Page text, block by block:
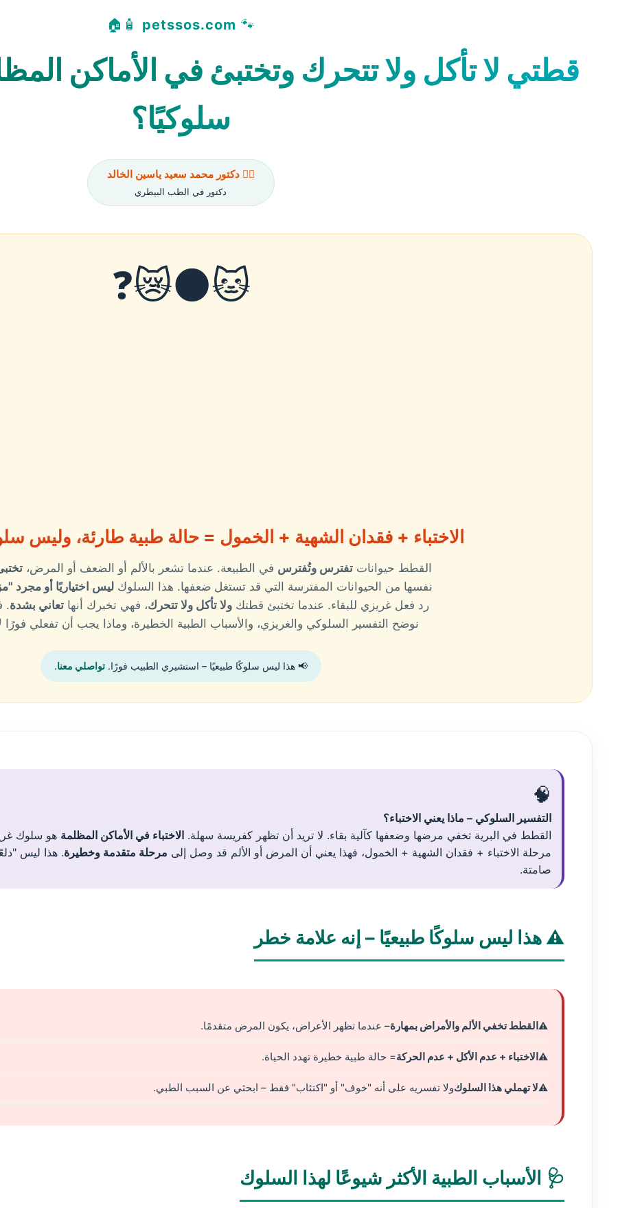
🐾
petssos.com
🧴🏠
قطتي لا تأكل ولا تتحرك وتختبئ في الأماكن
سلوكيًا؟
👨‍⚕️ دكتور محمد سعيد ياسين الخالد
دكتور في الطب البيطري
🐱🌑😿❓
الاختباء + فقدان الشهية + الخمول = حالة طبية طارئة، وليس
القطط حيوانات تفترس وتُفترس في الطبيعة. عندما تشعر بالألم أو الضعف أو المرض،
نفسها من الحيوانات المفترسة التي قد تستغل ضعفها. هذا السلوك ليس اختياريًا أو مجرد
رد فعل غريزي للبقاء. عندما تختبئ قطتكولا تأكل ولا تتحرك، فهي تخبرك أنهاتعاني بشدة.
نوضح التفسير السلوكي والغريزي، والأسباب الطبية الخطيرة، وماذا يجب أن تفعلي فورًا
📢 هذا ليس سلوكًا طبيعيًا – استشيري الطبيب فورًا.تواصلي معنا.
🧠
التفسير السلوكي – ماذا يعني الاختباء؟
القطط في البرية تخفي مرضها وضعفها كآلية بقاء. لا تريد أن تظهر كفريسة سهلة. الاختباء في الأماكن المظلمة هو سلوك
مرحلة الاختباء + فقدان الشهية + الخمول، فهذا يعني أن المرض أو الألم قد وصل إلى مرحلة متقدمة وخطيرة. هذا ليس
صامتة.
⚠️ هذا ليس سلوكًا طبيعيًا – إنه علامة خطر
القطط تخفي الألم والأمراض بمهارة– عندما تظهر الأعراض، يكون المرض متقدمًا.
الاختباء + عدم الأكل + عدم الحركة= حالة طبية خطيرة تهدد الحياة.
لا تهملي هذا السلوكولا تفسريه على أنه "خوف" أو "اكتئاب" فقط – ابحثي عن السبب الطبي.
🩺 الأسباب الطبية الأكثر شيوعًا لهذا السلوك